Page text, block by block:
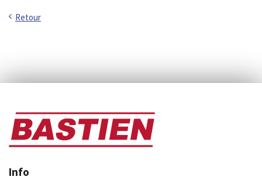
Retour
Info